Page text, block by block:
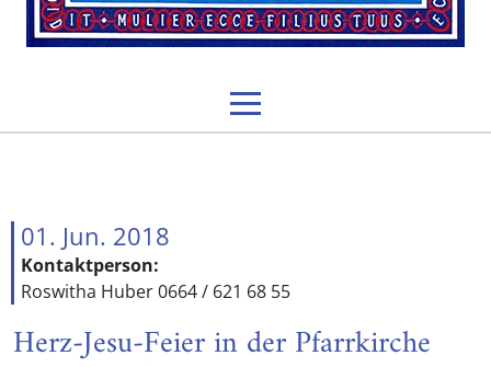
01. Jun. 2018
Kontaktperson:
Roswitha Huber 0664 / 621 68 55
Herz-Jesu-Feier in der Pfarrkirche